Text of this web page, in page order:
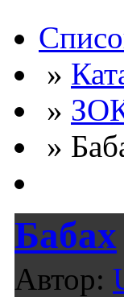
»
»
»
Бабах
Автор: